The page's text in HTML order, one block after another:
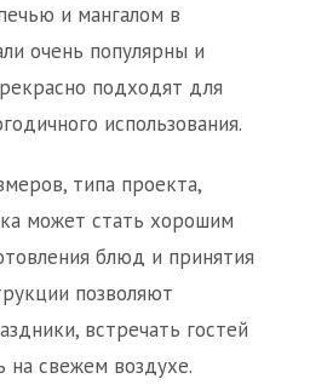
и мангалом в
очень популярны и
подходят для
использования.
типа проекта,
может стать хорошим
блюд и принятия
позволяют
встречать гостей
на свежем воздухе.